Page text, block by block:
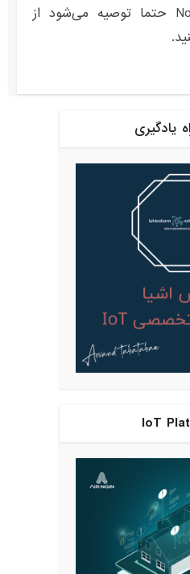
برای کد نویسی Nodemcu حتما توصیه می‌شود از
یادگیری
IoT